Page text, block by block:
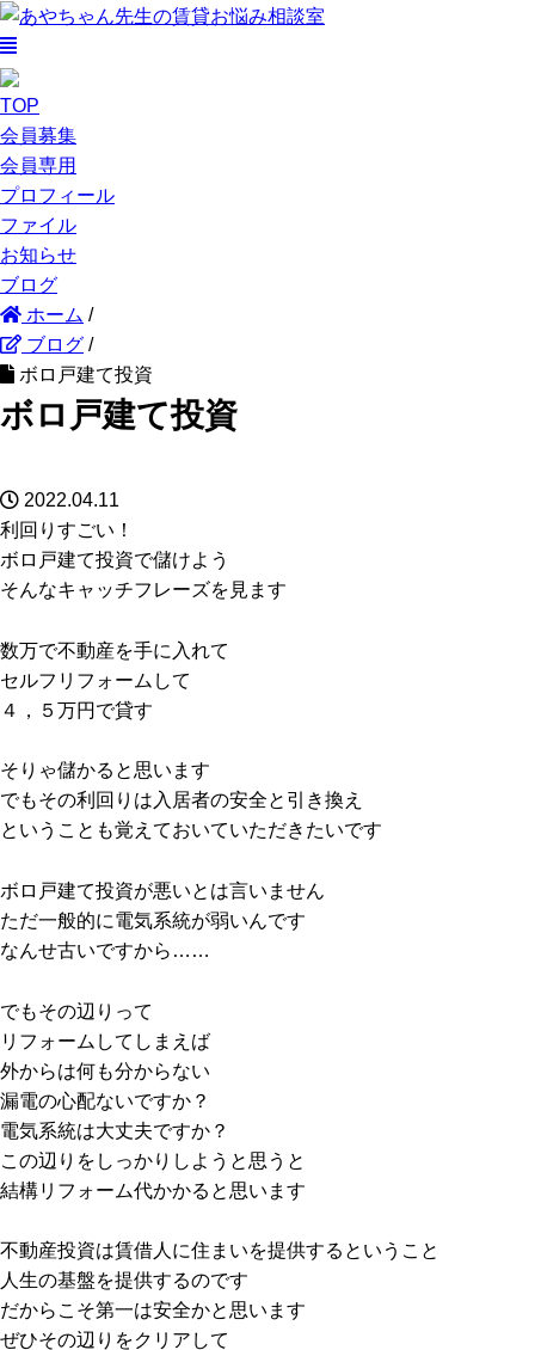
TOP
会員募集
会員専用
プロフィール
ファイル
お知らせ
ブログ
ホーム /
ブログ /
ボロ戸建て投資
ボロ戸建て投資
2022.04.11
利回りすごい！
ボロ戸建て投資で儲けよう
そんなキャッチフレーズを見ます
数万で不動産を手に入れて
セルフリフォームして
４，５万円で貸す
そりゃ儲かると思います
でもその利回りは入居者の安全と引き換え
ということも覚えておいていただきたいです
ボロ戸建て投資が悪いとは言いません
ただ一般的に電気系統が弱いんです
なんせ古いですから……
でもその辺りって
リフォームしてしまえば
外からは何も分からない
漏電の心配ないですか？
電気系統は大丈夫ですか？
この辺りをしっかりしようと思うと
結構リフォーム代かかると思います
不動産投資は賃借人に住まいを提供するということ
人生の基盤を提供するのです
だからこそ第一は安全かと思います
ぜひその辺りをクリアして